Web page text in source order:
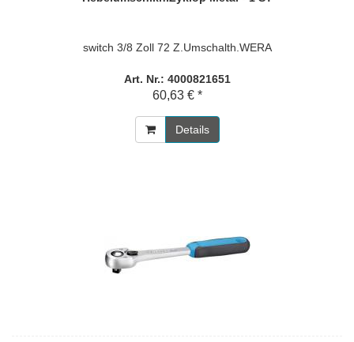
switch 3/8 Zoll 72 Z.Umschalth.WERA
Art. Nr.: 4000821651
60,63 € *
Details